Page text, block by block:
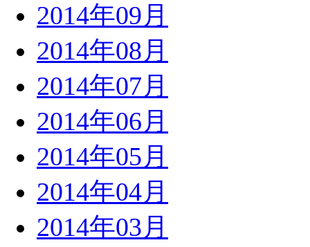
2014年09月
2014年08月
2014年07月
2014年06月
2014年05月
2014年04月
2014年03月